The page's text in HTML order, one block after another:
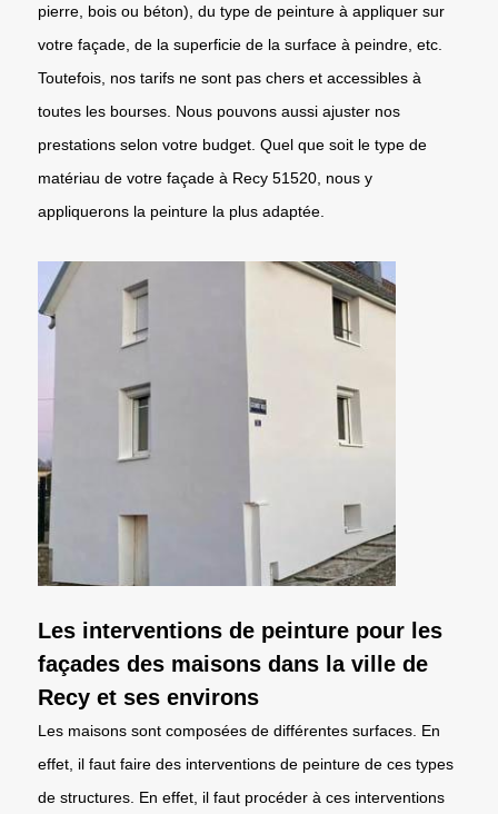
pierre, bois ou béton), du type de peinture à appliquer sur
votre façade, de la superficie de la surface à peindre, etc.
Toutefois, nos tarifs ne sont pas chers et accessibles à
toutes les bourses. Nous pouvons aussi ajuster nos
prestations selon votre budget. Quel que soit le type de
matériau de votre façade à Recy 51520, nous y
appliquerons la peinture la plus adaptée.
Les interventions de peinture pour les
façades des maisons dans la ville de
Recy et ses environs
Les maisons sont composées de différentes surfaces. En
effet, il faut faire des interventions de peinture de ces types
de structures. En effet, il faut procéder à ces interventions